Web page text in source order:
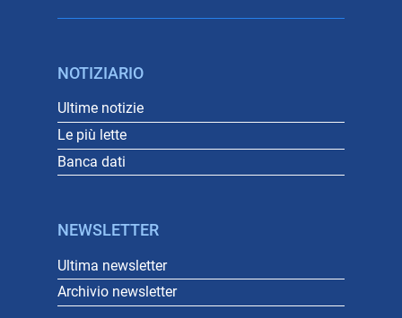
NOTIZIARIO
Ultime notizie
Le più lette
Banca dati
NEWSLETTER
Ultima newsletter
Archivio newsletter